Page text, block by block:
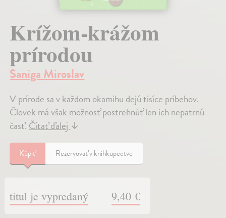
Krížom-krážom
prírodou
Saniga Miroslav
V prírode sa v každom okamihu dejú tisíce príbehov.
Človek má však možnosť postrehnúť len ich nepatrnú
časť.Čítať ďalej↓
Kúpiť Rezervovať v kníhkupectve
titul je vypredaný 9,40 €